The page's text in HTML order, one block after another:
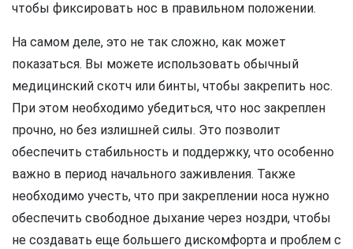
чтобы фиксировать нос в правильном положении.
На самом деле, это не так сложно, как может
показаться. Вы можете использовать обычный
медицинский скотч или бинты, чтобы закрепить нос.
При этом необходимо убедиться, что нос закреплен
прочно, но без излишней силы. Это позволит
обеспечить стабильность и поддержку, что особенно
важно в период начального заживления. Также
необходимо учесть, что при закреплении носа нужно
обеспечить свободное дыхание через ноздри, чтобы
не создавать еще большего дискомфорта и проблем с